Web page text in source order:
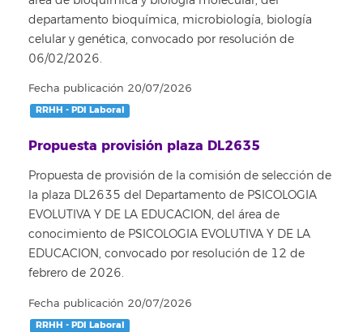
departamento bioquímica, microbiología, biología
celular y genética, convocado por resolución de
06/02/2026.
Fecha publicación 20/07/2026
RRHH - PDI Laboral
Propuesta provisión plaza DL2635
Propuesta de provisión de la comisión de selección de
la plaza DL2635 del Departamento de PSICOLOGIA
EVOLUTIVA Y DE LA EDUCACION, del área de
conocimiento de PSICOLOGIA EVOLUTIVA Y DE LA
EDUCACION, convocado por resolución de 12 de
febrero de 2026.
Fecha publicación 20/07/2026
RRHH - PDI Laboral